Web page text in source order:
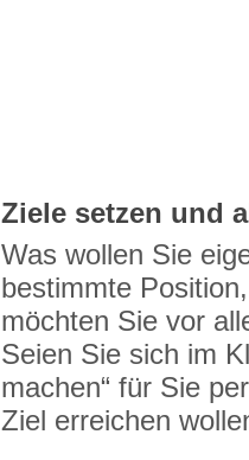
Ziele setzen und
Was wollen Sie
bestimmte
möchten Sie vor
Seien Sie sich im
machen“ für Sie
Ziel erreichen